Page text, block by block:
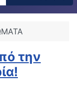
for results.
την